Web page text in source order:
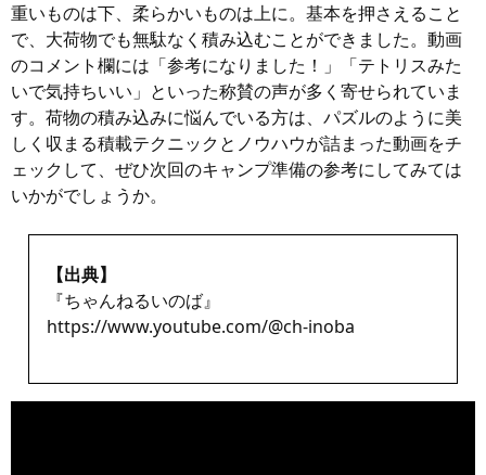
重いものは下、柔らかいものは上に。基本を押さえること
で、大荷物でも無駄なく積み込むことができました。動画
のコメント欄には「参考になりました！」「テトリスみた
いで気持ちいい」といった称賛の声が多く寄せられていま
す。荷物の積み込みに悩んでいる方は、パズルのように美
しく収まる積載テクニックとノウハウが詰まった動画をチ
ェックして、ぜひ次回のキャンプ準備の参考にしてみては
いかがでしょうか。
【出典】
『ちゃんねるいのば』
https://www.youtube.com/@ch-inoba